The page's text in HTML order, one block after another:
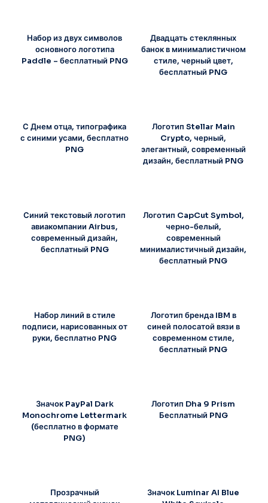
Набор из двух символов
основного логотипа
Paddle – бесплатный PNG
Двадцать стеклянных
банок в минималистичном
стиле, черный цвет,
бесплатный PNG
С Днем отца, типографика
с синими усами, бесплатно
PNG
Логотип Stellar Main
Crypto, черный,
элегантный, современный
дизайн, бесплатный PNG
Синий текстовый логотип
авиакомпании Airbus,
современный дизайн,
бесплатный PNG
Логотип CapCut Symbol,
черно-белый,
современный
минималистичный дизайн,
бесплатный PNG
Набор линий в стиле
подписи, нарисованных от
руки, бесплатно PNG
Логотип бренда IBM в
синей полосатой вязи в
современном стиле,
бесплатный PNG
Значок PayPal Dark
Monochrome Lettermark
(бесплатно в формате
PNG)
Логотип Dha 9 Prism
Бесплатный PNG
Прозрачный
Значок Luminar AI Blue